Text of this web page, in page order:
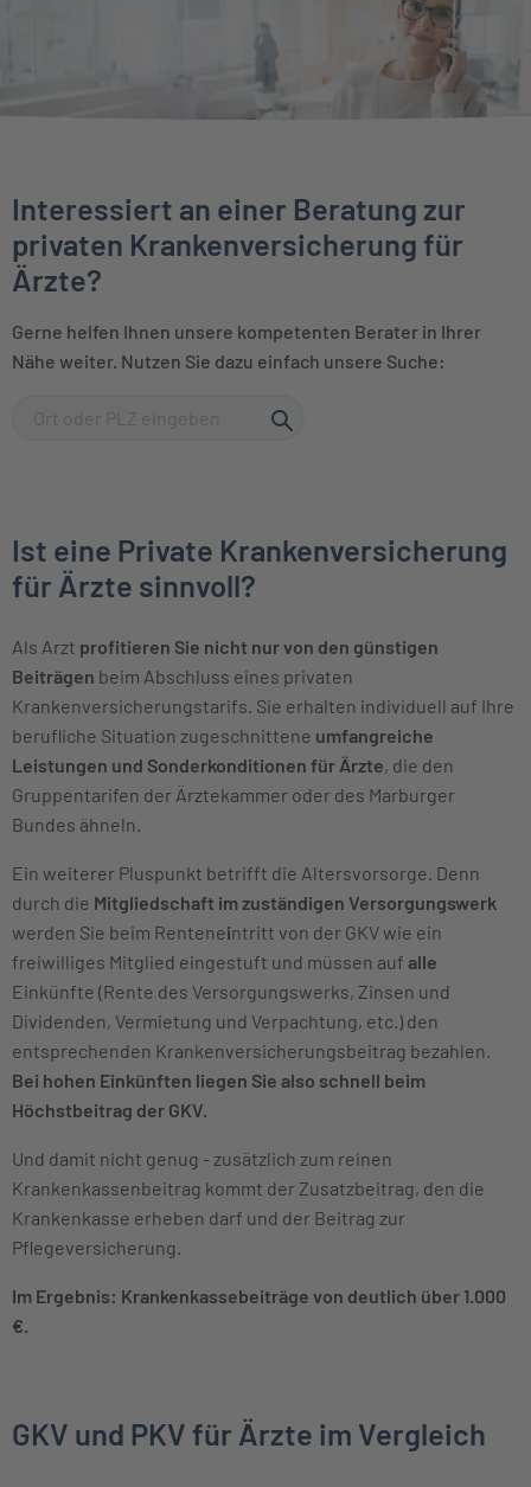
Interessiert an einer Beratung zur
privaten Krankenversicherung für
Ärzte?
Gerne helfen Ihnen unsere kompetenten Berater in Ihrer
Nähe weiter. Nutzen Sie dazu einfach unsere Suche:
Ist eine Private Krankenversicherung
für Ärzte sinnvoll?
Als Arzt profitieren Sie nicht nur von den günstigen
Beiträgen beim Abschluss eines privaten
Krankenversicherungstarifs. Sie erhalten individuell auf Ihre
berufliche Situation zugeschnittene umfangreiche
Leistungen und Sonderkonditionen für Ärzte, die den
Gruppentarifen der Ärztekammer oder des Marburger
Bundes ähneln.
Ein weiterer Pluspunkt betrifft die Altersvorsorge. Denn
durch die Mitgliedschaft im zuständigen Versorgungswerk
werden Sie beim Renteneintritt von der GKV wie ein
freiwilliges Mitglied eingestuft und müssen auf alle
Einkünfte (Rente des Versorgungswerks, Zinsen und
Dividenden, Vermietung und Verpachtung, etc.) den
entsprechenden Krankenversicherungsbeitrag bezahlen.
Bei hohen Einkünften liegen Sie also schnell beim
Höchstbeitrag der GKV.
Und damit nicht genug - zusätzlich zum reinen
Krankenkassenbeitrag kommt der Zusatzbeitrag, den die
Krankenkasse erheben darf und der Beitrag zur
Pflegeversicherung.
Im Ergebnis: Krankenkassebeiträge von deutlich über 1.000
€.
GKV und PKV für Ärzte im Vergleich